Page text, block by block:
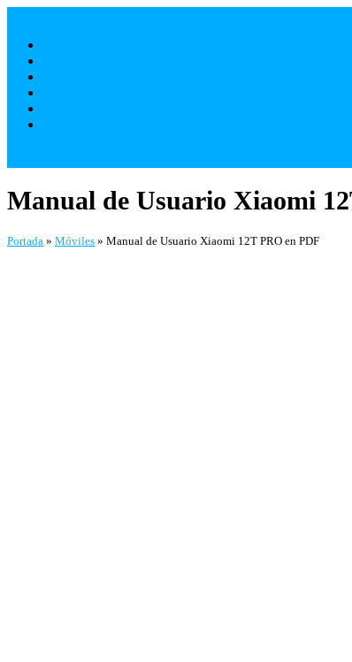
contenido
Manual de Usuario Xiaomi
Portada » Móviles » Manual de Usuario Xiaomi 12T PRO en PDF